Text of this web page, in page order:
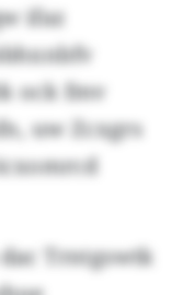
ifaz
ock fmv
uw Zcxgrs
Trntgswtk